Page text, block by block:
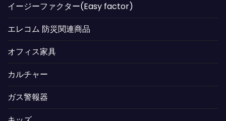
イージーファクター(Easy factor)
エレコム 防災関連商品
オフィス家具
カルチャー
ガス警報器